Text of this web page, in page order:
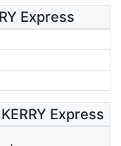
Express
Express